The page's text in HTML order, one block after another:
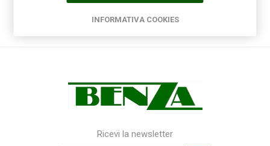
Ricevi la newsletter
INFORMATIVA COOKIES